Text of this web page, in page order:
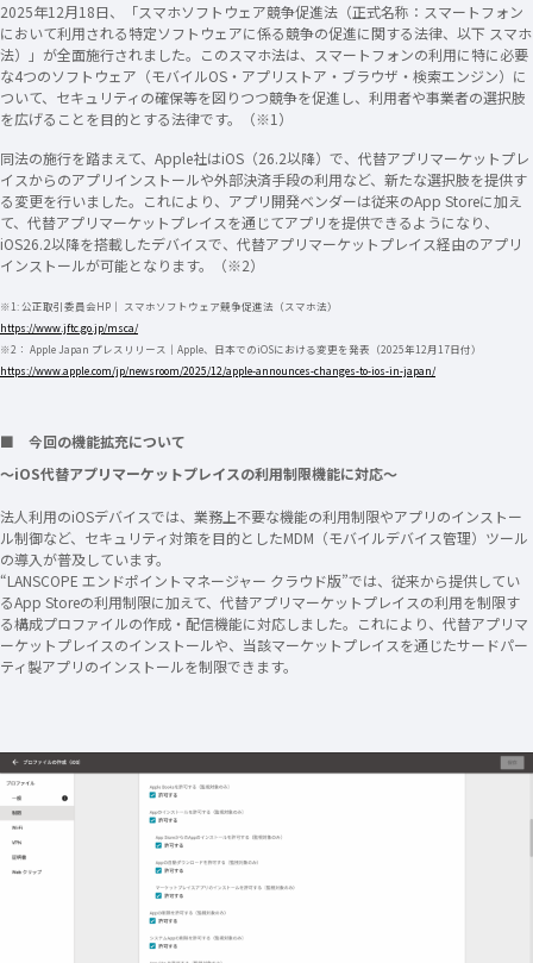
2025年12月18日、「スマホソフトウェア競争促進法（正式名称：スマートフォン
において利用される特定ソフトウェアに係る競争の促進に関する法律、以下 スマホ
法）」が全面施行されました。このスマホ法は、スマートフォンの利用に特に必要
な4つのソフトウェア（モバイルOS・アプリストア・ブラウザ・検索エンジン）に
ついて、セキュリティの確保等を図りつつ競争を促進し、利用者や事業者の選択肢
を広げることを目的とする法律です。（※1）
同法の施行を踏まえて、Apple社はiOS（26.2以降）で、代替アプリマーケットプレ
イスからのアプリインストールや外部決済手段の利用など、新たな選択肢を提供す
る変更を行いました。これにより、アプリ開発ベンダーは従来のApp Storeに加え
て、代替アプリマーケットプレイスを通じてアプリを提供できるようになり、
iOS26.2以降を搭載したデバイスで、代替アプリマーケットプレイス経由のアプリ
インストールが可能となります。（※2）
※1: 公正取引委員会HP｜ スマホソフトウェア競争促進法（スマホ法）
https://www.jftc.go.jp/msca/
※2： Apple Japan プレスリリース｜Apple、日本でのiOSにおける変更を発表（2025年12月17日付）
https://www.apple.com/jp/newsroom/2025/12/apple-announces-changes-to-ios-in-japan/
■ 今回の機能拡充について
〜iOS代替アプリマーケットプレイスの利用制限機能に対応〜
法人利用のiOSデバイスでは、業務上不要な機能の利用制限やアプリのインストー
ル制御など、セキュリティ対策を目的としたMDM（モバイルデバイス管理）ツール
の導入が普及しています。
“LANSCOPE エンドポイントマネージャー クラウド版”では、従来から提供してい
るApp Storeの利用制限に加えて、代替アプリマーケットプレイスの利用を制限す
る構成プロファイルの作成・配信機能に対応しました。これにより、代替アプリマ
ーケットプレイスのインストールや、当該マーケットプレイスを通じたサードパー
ティ製アプリのインストールを制限できます。